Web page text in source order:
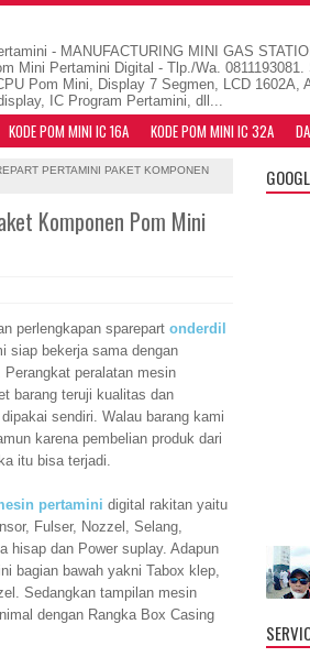
- MANUFACTURING MINI GAS
Mini Pertamini Digital - Tlp./Wa.
Pom Mini, Display 7 Segmen, LCD 1602A,
IC Program Pertamini, dll...
KODE POM MINI IC 16A KODE POM MINI IC 32A
PERTAMINI PAKET KOMPONEN
Komponen Pom Mini
perlengkapan sparepart onderdil
siap bekerja sama dengan
peralatan mesin
barang teruji kualitas dan
sendiri. Walau barang kami
karena pembelian produk dari
itu bisa terjadi.
pertamini digital rakitan yaitu
Fulser, Nozzel, Selang,
hisap dan Power suplay. Adapun
bagian bawah yakni Tabox klep,
Sedangkan tampilan mesin
dengan Rangka Box Casing